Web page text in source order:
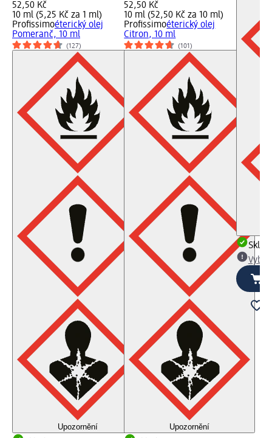
52,50 Kč
10 ml (5,25 Kč za 1 ml)
Profissimoéterický olej
Pomeranč, 10 ml
(127)
Upozornění
52,50 Kč
10 ml (52,50 Kč za 10 ml)
Profissimoéterický olej
Citron, 10 ml
(101)
Upozornění